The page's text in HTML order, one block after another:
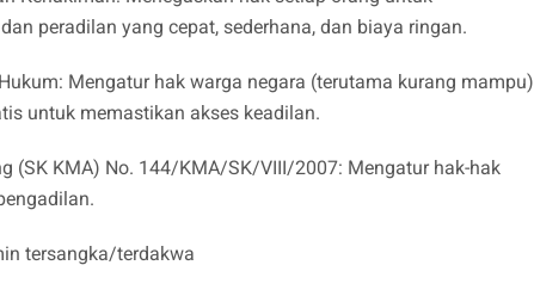
peradilan yang cepat, sederhana, dan biaya ringan.
Mengatur hak warga negara (terutama kurang mampu)
untuk memastikan akses keadilan.
(SK KMA) No. 144/KMA/SK/VIII/2007: Mengatur hak-hak
tersangka/terdakwa